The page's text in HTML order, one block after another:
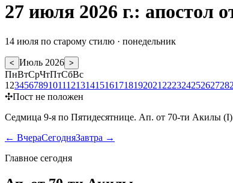
27 июля 2026 г.: апостол
14 июля по старому стилю · понедельник
< Июль 2026 >
ПнВтСрЧтПтСбВс
1 23456789101112131415161718192021 22232425262728
✣Пост не положен
Седмица 9-я по Пятидесятнице. Ап. от 70-ти Акилы
← ВчераСегодняЗавтра →
Главное сегодня